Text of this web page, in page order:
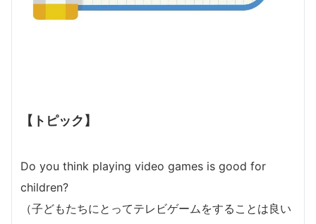
【トピック】
Do you think playing video games is good for
children?
（子どもたちにとってテレビゲームをすることは良い